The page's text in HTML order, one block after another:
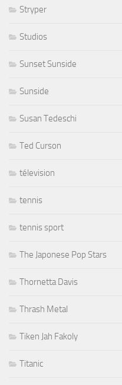
Stryper
Studios
Sunset Sunside
Sunside
Susan Tedeschi
Ted Curson
télevision
tennis
tennis sport
The Japonese Pop Stars
Thornetta Davis
Thrash Metal
Tiken Jah Fakoly
Titanic